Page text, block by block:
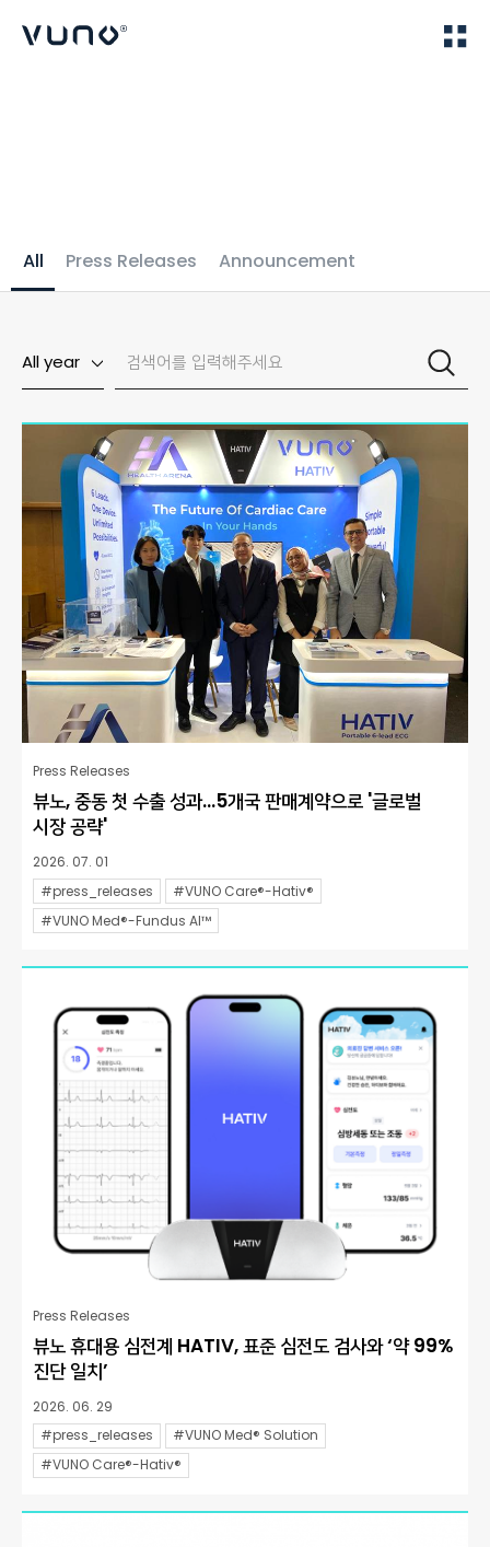
All Press Releases Announcement
All year
Press Releases
뷰노, 중동 첫 수출 성과…5개국 판매계약으로 '글로벌
시장 공략'
2026. 07. 01
#press_releases
#VUNO Care®-Hativ®
#VUNO Med®-Fundus AI™
Press Releases
뷰노 휴대용 심전계 HATIV, 표준 심전도 검사와 ‘약 99%
진단 일치’
2026. 06. 29
#press_releases
#VUNO Med® Solution
#VUNO Care®-Hativ®